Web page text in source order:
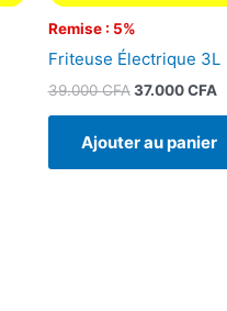
Remise : 5%
Friteuse Électrique 3L
39.000CFA 37.000CFA
Ajouter au panier